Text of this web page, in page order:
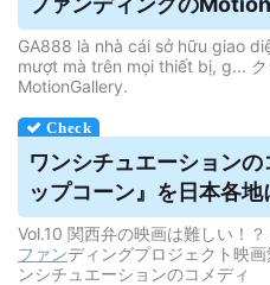
GA888 là nhà cái sở hữu giao
mượt mà trên mọi thiết bị, g... ク
MotionGallery.
ワンシチュエーション
ップコーン』を日本各地
Vol.10 関西弁の映画は難しい！
ファンディングプロジェクト映
ンシチュエーションのコメディ